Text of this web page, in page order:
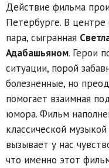
Действие фильма
Петербурге. В
пара, сыгранная
Адабашьяном. Герои
ситуации, порой
болезненные, но
помогает взаимная
юмора. Фильм
классической
вызывает у нас
что именно этот